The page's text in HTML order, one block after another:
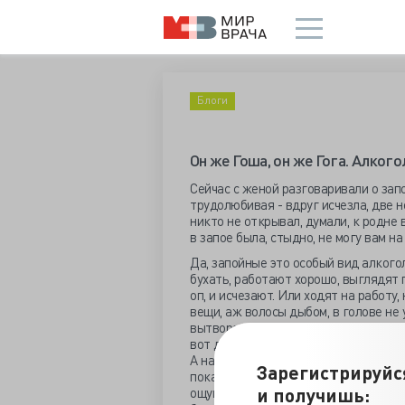
и получишь:
Блоги
Он же Гоша, он же Гога.
Сейчас с женой разговаривали о
трудолюбивая - вдруг исчезла, две
никто не открывал, думали, к родне
в запое была, стыдно, не могу вам
Да, запойные это особый вид
бухать, работают хорошо, выглядят
оп, и исчезают. Или ходят на
вещи, аж волосы дыбом, в голове не
вытворять. Ну что я вам
вот для чего: у меня вдруг
А насчет Гоши, он же Гога, из
показательный запойщик! Сколько
ощущение о какой-то